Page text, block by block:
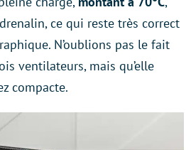
ce qui reste très correct
N’oublions pas le fait
ventilateurs, mais qu’elle
compacte.